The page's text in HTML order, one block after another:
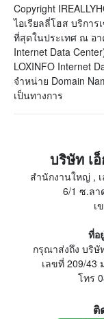
Copyright
ไอเรียลลี่โฮส บริการ
ที่สุดในประเทศ ณ อา
Internet Data
LOXINFO Internet
จำหน่าย Domain
เป็นทางการ
บริษัท เ
สำนักงานใหญ่ ,
6/1 ซ.ลา
เ
ที่อ
กรุณาส่งถึง บริษั
เลขที่ 209/43
โทร
ติ